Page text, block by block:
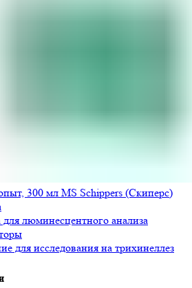
300 мл MS Schippers (Скиперс)
люминесцентного анализа
для исследования на трихинеллез